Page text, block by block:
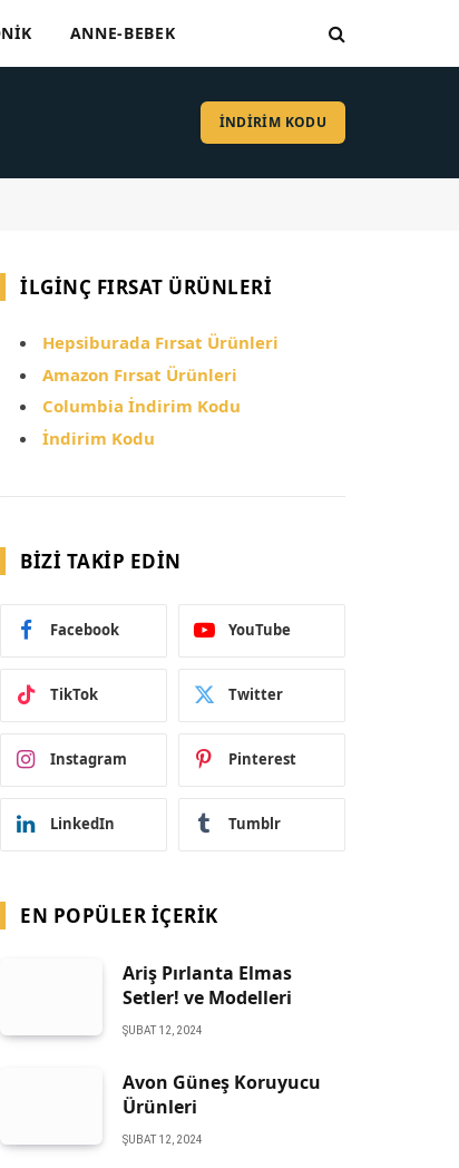
ANNE-BEBEK
İNDİRİM KODU
İLGINÇ FIRSAT ÜRÜNLERI
Hepsiburada Fırsat Ürünleri
Amazon Fırsat Ürünleri
Columbia İndirim Kodu
İndirim Kodu
BIZI TAKIP EDIN
Facebook YouTube
TikTok Twitter
Instagram Pinterest
LinkedIn Tumblr
EN POPÜLER İÇERIK
Ariş Pırlanta Elmas
Setler! ve Modelleri
ŞUBAT 12, 2024
Avon Güneş Koruyucu
Ürünleri
ŞUBAT 12, 2024